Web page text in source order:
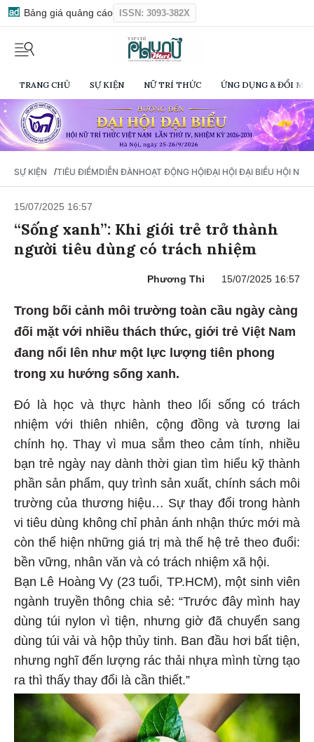
Bảng giá quảng cáo ISSN: 3093-382X
TRANG CHỦ SỰ KIỆN NỮ TRÍ THỨC ỨNG DỤNG & ĐỔI
SỰ KIỆN /TIÊU ĐIỂMDIỄN ĐÀNHOẠT ĐỘNG HỘIĐẠI HỘI ĐẠI BIỂU HỘI NỮ
15/07/2025 16:57
“Sống xanh”: Khi giới trẻ trở thành
người tiêu dùng có trách nhiệm
Phương Thi 15/07/2025 16:57
Trong bối cảnh môi trường toàn cầu ngày càng
đối mặt với nhiều thách thức, giới trẻ Việt Nam
đang nổi lên như một lực lượng tiên phong
trong xu hướng sống xanh.
Đó là học và thực hành theo lối sống có trách
nhiệm với thiên nhiên, cộng đồng và tương lai
chính họ. Thay vì mua sắm theo cảm tính, nhiều
bạn trẻ ngày nay dành thời gian tìm hiểu kỹ thành
phần sản phẩm, quy trình sản xuất, chính sách môi
trường của thương hiệu… Sự thay đổi trong hành
vi tiêu dùng không chỉ phản ánh nhận thức mới mà
còn thể hiện những giá trị mà thế hệ trẻ theo đuổi:
bền vững, nhân văn và có trách nhiệm xã hội.
Bạn Lê Hoàng Vy (23 tuổi, TP.HCM), một sinh viên
ngành truyền thông chia sẻ: “Trước đây mình hay
dùng túi nylon vì tiện, nhưng giờ đã chuyển sang
dùng túi vải và hộp thủy tinh. Ban đầu hơi bất tiện,
nhưng nghĩ đến lượng rác thải nhựa mình từng tạo
ra thì thấy thay đổi là cần thiết.”